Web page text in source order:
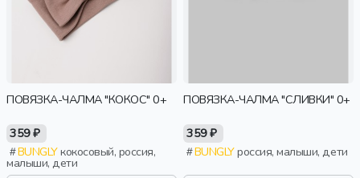
ПОВЯЗКА-ЧАЛМА "КОКОС" 0+
359 ₽
BUNGLYкокосовый, россия,
малыши, дети
ПОВЯЗКА-ЧАЛМА "СЛИВКИ" 0+
359 ₽
BUNGLYроссия, малыши, дети